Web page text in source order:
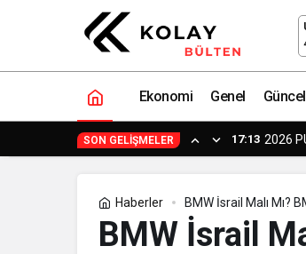
Ekonomi Genel Güncel
SON GELIŞMELER 17:13 2026
Haberler BMW İsrail Malı Mı?
BMW İsrail
BMW İsrail Malı Mı?